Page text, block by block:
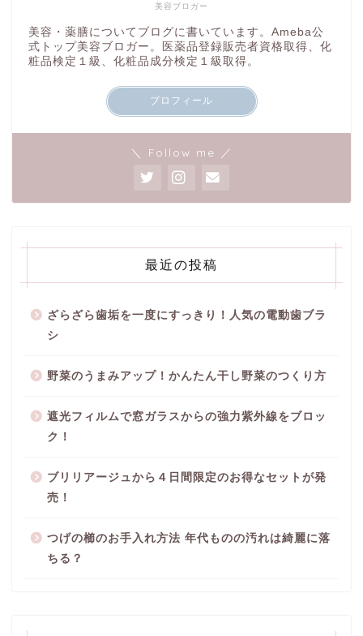
美容ブロガー
美容・薬膳についてブログに書いています。Ameba公
式トップ美容ブロガー。医薬品登録販売者資格取得、化
粧品検定１級、化粧品成分検定１級取得。
プロフィール
＼ Follow me ／
最近の投稿
ざらざら歯垢を一度にすっきり！人気の電動歯ブラ
シ
野菜のうまみアップ！かんたん干し野菜のつくり方
遮光フィルムで窓ガラスからの強力紫外線をブロッ
ク！
ブリリアージュから４日間限定のお得なセットが発
売！
つげの櫛のお手入れ方法 年代ものの汚れは綺麗に落
ちる？